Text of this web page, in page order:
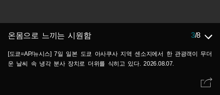
온몸으로 느끼는 시원함 3/8
[도쿄=AP/뉴시스] 7일 일본 도쿄 아사쿠사 지역 센소지에서 한 관광객이 무더
운 날씨 속 냉각 분사 장치로 더위를 식히고 있다. 2026.08.07.